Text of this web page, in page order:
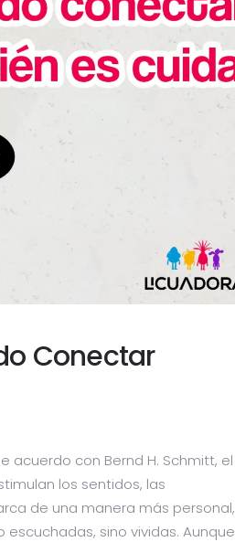
Conectar
acuerdo con Bernd H. Schmitt, el
los sentidos, las
de una manera más personal,
sino vividas. Aunque